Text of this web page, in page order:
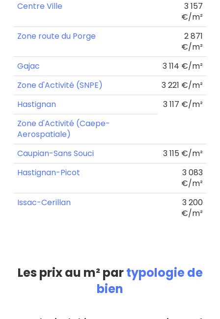
Centre Ville
3 157
€/m²
Zone route du Porge
2 871
€/m²
Gajac
3 114 €/m²
Zone d'Activité (SNPE)
3 221 €/m²
Hastignan
3 117 €/m²
Zone d'Activité (Caepe-
Aerospatiale)
Caupian-Sans Souci
3 115 €/m²
Hastignan-Picot
3 083
€/m²
Issac-Cerillan
3 200
€/m²
Les prix au m² partypologie de
bien